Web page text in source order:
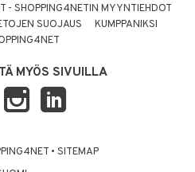
- SHOPPING4NETIN MYYNTIEHDOT
SUOJAUS
KUMPPANIKSI
MYÖS SIVUILLA
• SITEMAP